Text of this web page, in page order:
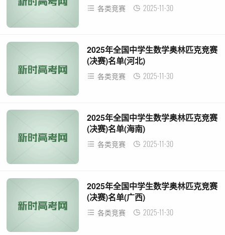
各类竞赛 2025-11-30
2025年全国中学生数学奥林匹克竞赛
(决赛)名单(河北)
各类竞赛 2025-11-30
2025年全国中学生数学奥林匹克竞赛
(决赛)名单(海南)
各类竞赛 2025-11-30
2025年全国中学生数学奥林匹克竞赛
(决赛)名单(广西)
各类竞赛 2025-11-30